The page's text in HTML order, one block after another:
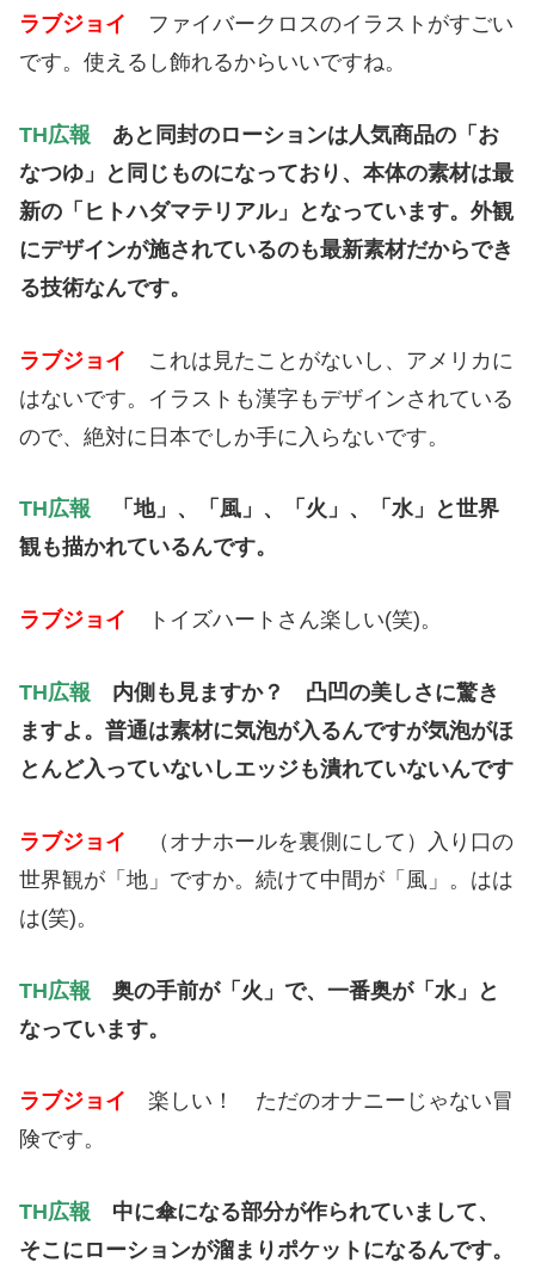
ラブジョイ ファイバークロスのイラストがすごい
です。使えるし飾れるからいいですね。
TH広報 あと同封のローションは人気商品の「お
なつゆ」
と同じものになっており、本体の素材は最
新の「 ヒトハダマテリアル」となっています。 外観
にデザインが施されているのも最新素材だからでき
る技術なんです。
ラブジョイ これは見たことがないし、アメリカに
はないです。イラストも漢字もデザインされている
ので、絶対に日本でしか手に入らないです。
TH広報 「地」、「風」、「火」、「水」と世界
観も描かれているんです。
ラブジョイ トイズハートさん楽しい(笑)。
TH広報 内側も見ますか？ 凸凹の美しさに驚き
ますよ。 普通は素材に気泡が入るんですが気泡がほ
とんど入っていないしエッジも潰れていないんです
ラブジョイ （オナホールを裏側にして）入り口の
世界観が「地」ですか。続けて中間が「風」。はは
は(笑)。
TH広報 奥の手前が「火」で、一番奥が「水」と
なっています。
ラブジョイ 楽しい！ ただのオナニーじゃない冒
険です。
TH広報 中に傘になる部分が作られていまして、
そこにローションが溜まりポケットになるんです。